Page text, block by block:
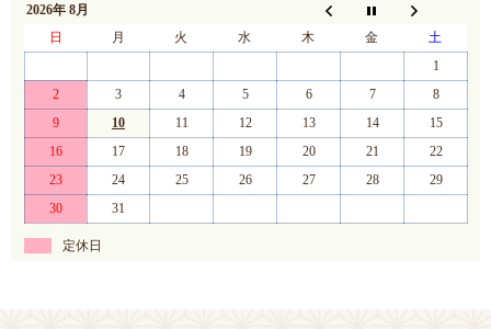
2026年 8月
日
月 火 水 木 金
土
1
2
3 4 5 6 7
8
9
10 11 12 13 14
15
16
17 18 19 20 21
22
23
24 25 26 27 28
29
30
31
定休日